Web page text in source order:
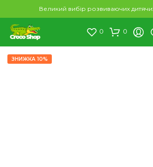
Великий вибір розвиваючих
0 0
ЗНИЖКА 10%